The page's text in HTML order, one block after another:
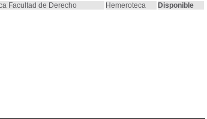
Facultad de Derecho Hemeroteca Disponible